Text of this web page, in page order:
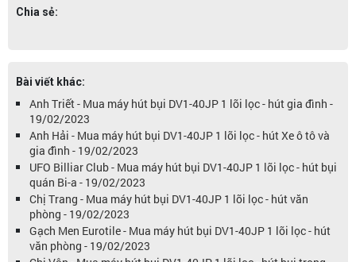
Chia sẻ:
Bài viết khác:
Anh Triết - Mua máy hút bụi DV1-40JP 1 lõi lọc - hút gia đình -
19/02/2023
Anh Hải - Mua máy hút bụi DV1-40JP 1 lõi lọc - hút Xe ô tô và
gia đình - 19/02/2023
UFO Billiar Club - Mua máy hút bụi DV1-40JP 1 lõi lọc - hút bụi
quán Bi-a - 19/02/2023
Chị Trang - Mua máy hút bụi DV1-40JP 1 lõi lọc - hút văn
phòng - 19/02/2023
Gạch Men Eurotile - Mua máy hút bụi DV1-40JP 1 lõi lọc - hút
văn phòng - 19/02/2023